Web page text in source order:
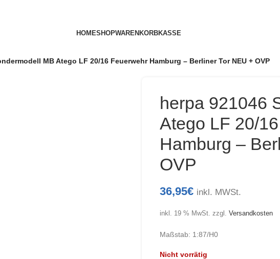
HOMESHOPWARENKORBKASSE
MB Atego LF 20/16 Feuerwehr Hamburg – Berliner Tor NEU + OVP
herpa 921046
Atego LF 20/
Hamburg –
OVP
36,95€ inkl. MWSt.
inkl. 19 % MwSt. zzgl. Versandkosten
Maßstab: 1:87/H0
Nicht vorrätig